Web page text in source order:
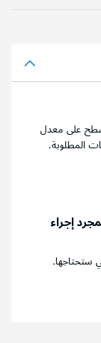
على معدل
المطلوبة.
إجراء
ستحتاجها.